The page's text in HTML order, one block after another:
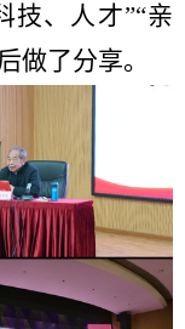
技、人才”“亲
做了分享。